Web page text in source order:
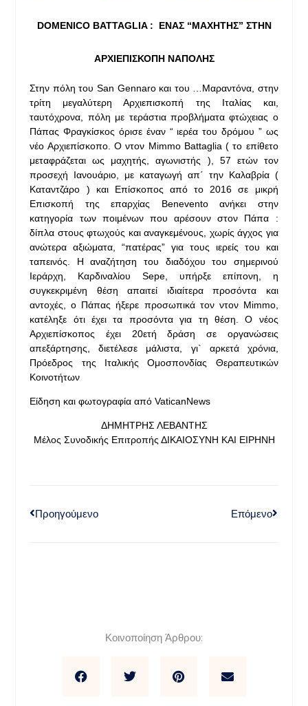
DOMENICO BATTAGLIA : ΕΝΑΣ “ΜΑΧΗΤΗΣ” ΣΤΗΝ
ΑΡΧΙΕΠΙΣΚΟΠΗ ΝΑΠΟΛΗΣ
Στην πόλη του San Gennaro και του …Μαραντόνα, στην
τρίτη μεγαλύτερη Αρχιεπισκοπή της Ιταλίας και,
ταυτόχρονα, πόλη με τεράστια προβλήματα φτώχειας ο
Πάπας Φραγκίσκος όρισε έναν “ ιερέα του δρόμου ” ως
νέο Αρχιεπίσκοπο. Ο ντον Mimmo Battaglia ( το επίθετο
μεταφράζεται ως μαχητής, αγωνιστής ), 57 ετών τον
προσεχή Ιανουάριο, με καταγωγή απ΄ την Καλαβρία (
Καταντζάρο ) και Επίσκοπος από το 2016 σε μικρή
Επισκοπή της επαρχίας Benevento ανήκει στην
κατηγορία των ποιμένων που αρέσουν στον Πάπα :
δίπλα στους φτωχούς και αναγκεμένους, χωρίς άγχος για
ανώτερα αξιώματα, “πατέρας” για τους ιερείς του και
ταπεινός. Η αναζήτηση του διαδόχου του σημερινού
Ιεράρχη, Καρδιναλίου Sepe, υπήρξε επίπονη, η
συγκεκριμένη θέση απαιτεί ιδιαίτερα προσόντα και
αντοχές, ο Πάπας ήξερε προσωπικά τον ντον Mimmo,
κατέληξε ότι έχει τα προσόντα για τη θέση. Ο νέος
Αρχιεπίσκοπος έχει 20ετή δράση σε οργανώσεις
απεξάρτησης, διετέλεσε μάλιστα, γι` αρκετά χρόνια,
Πρόεδρος της Ιταλικής Ομοσπονδίας Θεραπευτικών
Κοινοτήτων
Είδηση και φωτογραφία από VaticanNews
ΔΗΜΗΤΡΗΣ ΛΕΒΑΝΤΗΣ
Μέλος Συνοδικής Επιτροπής ΔΙΚΑΙΟΣΥΝΗ ΚΑΙ ΕΙΡΗΝΗ
Προηγούμενο Επόμενο
Κοινοποίηση Άρθρου: